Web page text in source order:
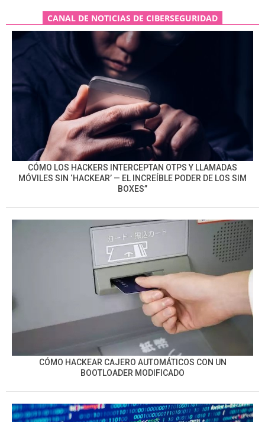
CANAL DE NOTICIAS DE CIBERSEGURIDAD
CÓMO LOS HACKERS INTERCEPTAN OTPS Y LLAMADAS
MÓVILES SIN ‘HACKEAR’ — EL INCREÍBLE PODER DE LOS SIM
BOXES”
CÓMO HACKEAR CAJERO AUTOMÁTICOS CON UN
BOOTLOADER MODIFICADO